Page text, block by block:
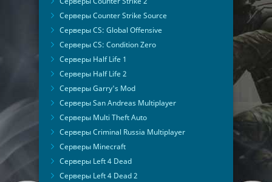
Серверы Counter Strike Source
Серверы CS: Global Offensive
Серверы CS: Condition Zero
Серверы Half Life 1
Серверы Half Life 2
Серверы Garry's Mod
Серверы San Andreas Multiplayer
Серверы Multi Theft Auto
Серверы Criminal Russia Multiplayer
Серверы Minecraft
Серверы Left 4 Dead
Серверы Left 4 Dead 2